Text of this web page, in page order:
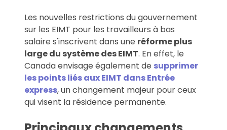
Les nouvelles restrictions du gouvernement
sur les EIMT pour les travailleurs à bas
salaire s'inscrivent dans une réforme plus
large du système des EIMT. En effet, le
Canada envisage également de supprimer
les points liés aux EIMT dans Entrée
express, un changement majeur pour ceux
qui visent la résidence permanente.